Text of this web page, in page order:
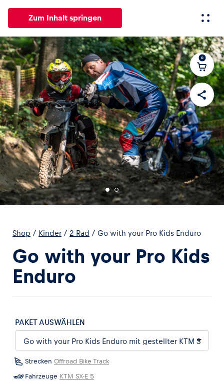
Zum Inhalt springen
Alle News Events Erlebnisse Seiten
News
Alle anzeigen
Events
0
Shop / Kinder / 2 Rad / Go with your Pro Kids Enduro
Go with your Pro Kids
Enduro
PAKET AUSWÄHLEN
Strecken Offroad Bike Track
Fahrzeuge KTM SX-E 5